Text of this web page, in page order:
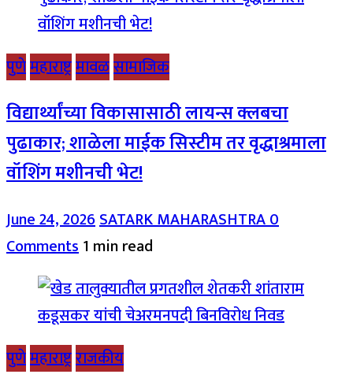
पुणेमहाराष्ट्रमावळसामाजिक
विद्यार्थ्यांच्या विकासासाठी लायन्स क्लबचा
पुढाकार; शाळेला माईक सिस्टीम तर वृद्धाश्रमाला
वॉशिंग मशीनची भेट!
June 24, 2026SATARK MAHARASHTRA0
Comments1 min read
पुणेमहाराष्ट्रराजकीय